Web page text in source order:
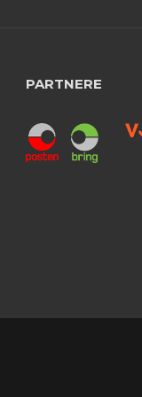
PARTNERE